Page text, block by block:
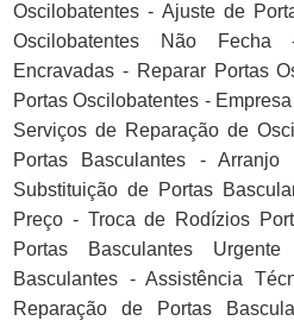
Oscilobatentes - Ajuste de
Oscilobatentes Não Fecha
Encravadas - Reparar Portas
Portas Oscilobatentes -
Serviços de Reparação de
Portas Basculantes -
Substituição de Portas
Preço - Troca de Rodízios
Portas Basculantes
Basculantes - Assistência
Reparação de Portas